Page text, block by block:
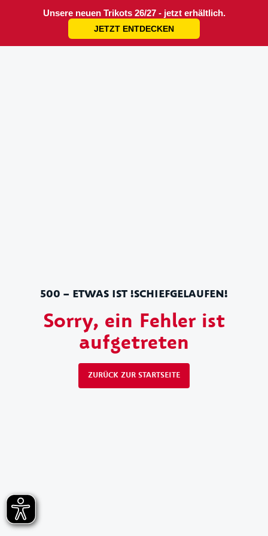
Unsere neuen Trikots 26/27 - jetzt erhältlich.
JETZT ENTDECKEN
500 – ETWAS IST !SCHIEFGELAUFEN!
Sorry, ein Fehler ist
aufgetreten
ZURÜCK ZUR STARTSEITE